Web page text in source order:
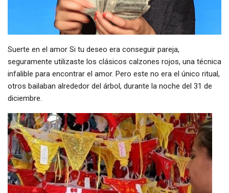
Suerte en el amor Si tu deseo era conseguir pareja,
seguramente utilizaste los clásicos calzones rojos, una técnica
infalible para encontrar el amor. Pero este no era el único ritual,
otros bailaban alrededor del árbol, durante la noche del 31 de
diciembre.